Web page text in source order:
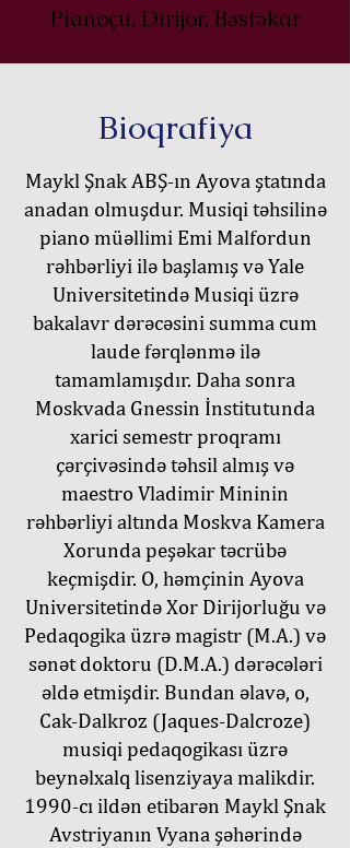
Pianoçu, Dirijor, Bəstəkar
Bioqrafiya
Maykl Şnak ABŞ-ın Ayova ştatında
anadan olmuşdur. Musiqi təhsilinə
piano müəllimi Emi Malfordun
rəhbərliyi ilə başlamış və Yale
Universitetində Musiqi üzrə
bakalavr dərəcəsini summa cum
laude fərqlənmə ilə
tamamlamışdır. Daha sonra
Moskvada Gnessin İnstitutunda
xarici semestr proqramı
çərçivəsində təhsil almış və
maestro Vladimir Mininin
rəhbərliyi altında Moskva Kamera
Xorunda peşəkar təcrübə
keçmişdir. O, həmçinin Ayova
Universitetində Xor Dirijorluğu və
Pedaqogika üzrə magistr (M.A.) və
sənət doktoru (D.M.A.) dərəcələri
əldə etmişdir. Bundan əlavə, o,
Cak-Dalkroz (Jaques-Dalcroze)
musiqi pedaqogikası üzrə
beynəlxalq lisenziyaya malikdir.
1990-cı ildən etibarən Maykl Şnak
Avstriyanın Vyana şəhərində